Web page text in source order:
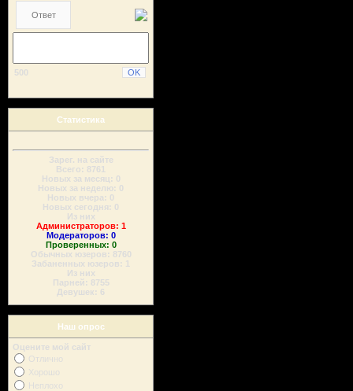
500
Статистика
Зарег. на сайте
Всего: 8761
Новых за месяц: 0
Новых за неделю: 0
Новых вчера: 0
Новых сегодня: 0
Из них
Администраторов: 1
Модераторов: 0
Проверенных: 0
Обычных юзеров: 8760
Забаненных юзеров: 1
Из них
Парней: 8755
Девушек: 6
Наш опрос
Оцените мой сайт
Отлично
Хорошо
Неплохо